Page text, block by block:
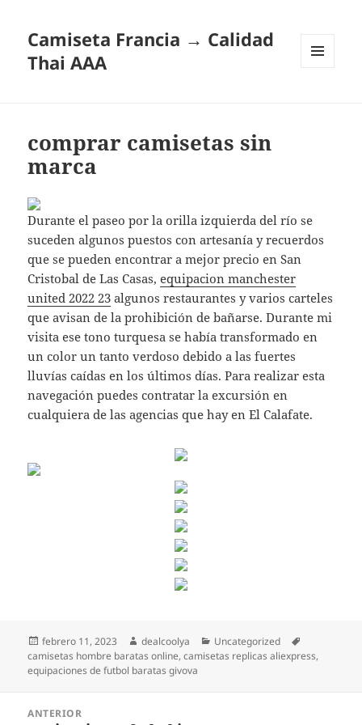
Camiseta Francia → Calidad
Thai AAA
comprar camisetas sin
marca
Durante el paseo por la orilla izquierda del río se
suceden algunos puestos con artesanía y recuerdos
que se pueden encontrar a mejor precio en San
Cristobal de Las Casas,equipacion manchester
united 2022 23 algunos restaurantes y varios carteles
que avisan de la prohibición de bañarse. Durante mi
visita ese tono turquesa se había transformado en
un color un tanto verdoso debido a las fuertes
lluvías caídas en los últimos días. Para realizar esta
navegación puedes contratar la excursión en
cualquiera de las agencias que hay en El Calafate.
Publicado
el
febrero 11, 2023 Autor
dealcoolya Categorías
Uncategorized
camisetas hombre baratas online,camisetas replicas aliexpress,
equipaciones de futbol baratas givova
ANTERIOR